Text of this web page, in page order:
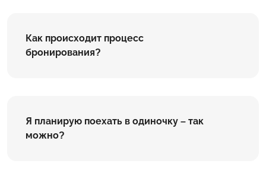
Как происходит процесс
бронирования?
Я планирую поехать в одиночку – так
можно?